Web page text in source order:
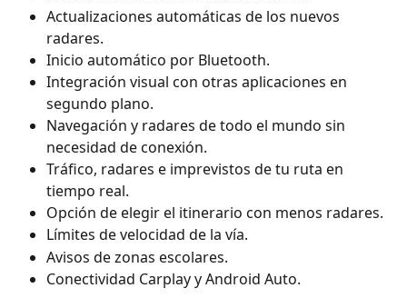
Actualizaciones automáticas de los nuevos
radares.
Inicio automático por Bluetooth.
Integración visual con otras aplicaciones en
segundo plano.
Navegación y radares de todo el mundo sin
necesidad de conexión.
Tráfico, radares e imprevistos de tu ruta en
tiempo real.
Opción de elegir el itinerario con menos radares.
Límites de velocidad de la vía.
Avisos de zonas escolares.
Conectividad Carplay y Android Auto.